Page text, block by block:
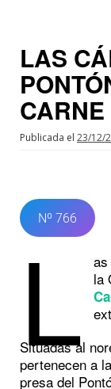
LAS
Publicada el 23/12/
Nº 766
L
la
Situadas al
pertenecen a
presa del